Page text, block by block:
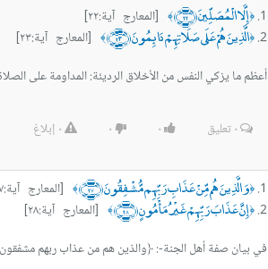
﴿إِلَّا الْمُصَلِّينَ ﴿٢٢﴾ ﴾ [المعارج آية:٢٢]
﴿الَّذِينَ هُمْ عَلَى صَلَاتِهِمْ دَائِمُونَ ﴿٢٣﴾ ﴾
[المعارج آية:٢٣]
أعظم ما يزكي النفس من الأخلاق الرديئة: المداومة على
٠تعليق ٠ ٠ ٠ إبلاغ
﴿وَالَّذِينَ هُم مِّنْ عَذَابِ رَبِّهِم مُّشْفِقُونَ ﴿٢٧﴾ ﴾ [المعارج آية:٢٧]
﴿إِنَّ عَذَابَ رَبِّهِمْ غَيْرُ مَأْمُونٍ ﴿٢٨﴾ ﴾
[المعارج آية:٢٨]
في بيان صفة أهل الجنة-: ﴿والذين هم من عذاب ربهم